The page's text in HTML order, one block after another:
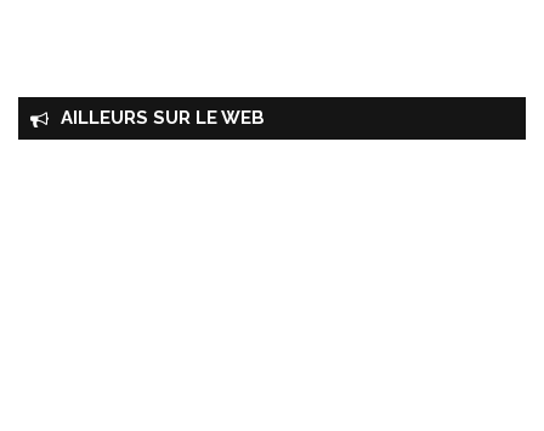
AILLEURS SUR LE WEB